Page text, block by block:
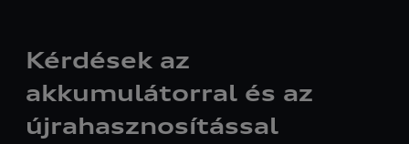
Kérdések az
akkumulátorral és az
újrahasznosítással